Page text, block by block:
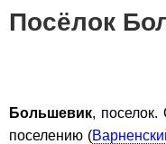
Посёлок
Большевик, поселок.
поселению (